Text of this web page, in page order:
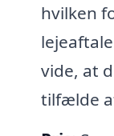
hvilken
vide, at
tilfælde